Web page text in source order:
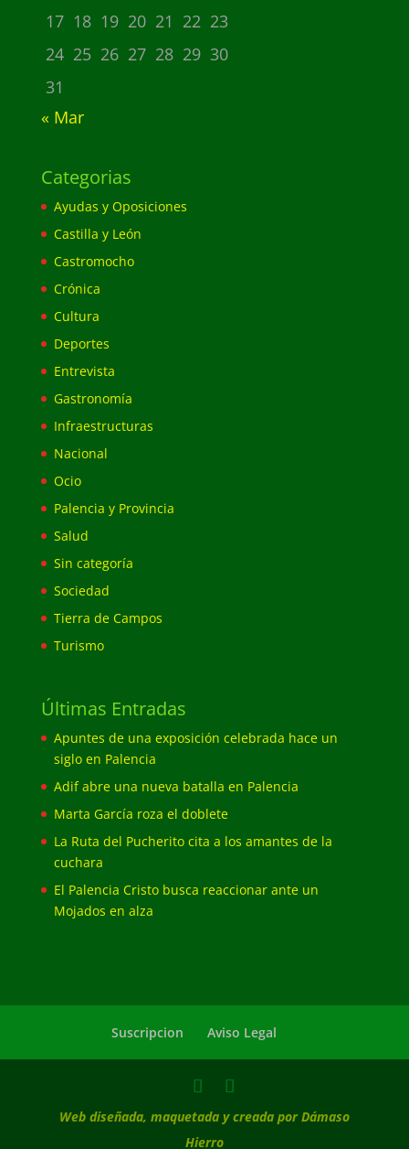
17 18 19 20 21 22 23
24 25 26 27 28 29 30
31
« Mar
Categorias
Ayudas y Oposiciones
Castilla y León
Castromocho
Crónica
Cultura
Deportes
Entrevista
Gastronomía
Infraestructuras
Nacional
Ocio
Palencia y Provincia
Salud
Sin categoría
Sociedad
Tierra de Campos
Turismo
Últimas Entradas
Apuntes de una exposición celebrada hace un
siglo en Palencia
Adif abre una nueva batalla en Palencia
Marta García roza el doblete
La Ruta del Pucherito cita a los amantes de la
cuchara
El Palencia Cristo busca reaccionar ante un
Mojados en alza
Suscripcion Aviso Legal
Web diseñada, maquetada y creada por Dámaso
Hierro